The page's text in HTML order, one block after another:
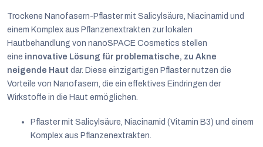
Trockene Nanofasern-Pflaster mit Salicylsäure, Niacinamid und
einem Komplex aus Pflanzenextrakten zur lokalen
Hautbehandlung von nanoSPACE Cosmetics stellen
eine innovative Lösung für problematische, zu Akne
neigende Haut dar. Diese einzigartigen Pflaster nutzen die
Vorteile von Nanofasern, die ein effektives Eindringen der
Wirkstoffe in die Haut ermöglichen.
Pflaster mit Salicylsäure, Niacinamid (Vitamin B3) und einem
Komplex aus Pflanzenextrakten.